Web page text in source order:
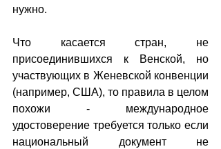
нужно.
Что касается стран, не
присоединившихся к Венской, но
участвующих в Женевской конвенции
(например, США), то правила в целом
похожи - международное
удостоверение требуется только если
национальный документ не